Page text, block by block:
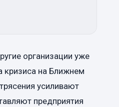
организации уже
кризиса на Ближнем
усиливают
предприятия